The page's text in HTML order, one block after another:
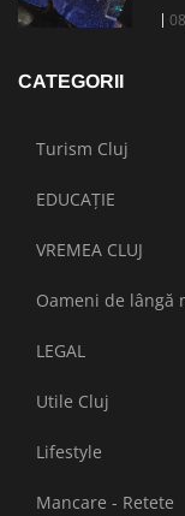
CATEGORII
Turism Cluj
EDUCAȚIE
VREMEA CLUJ
Oameni de lângă
LEGAL
Utile Cluj
Lifestyle
Mancare - Retete